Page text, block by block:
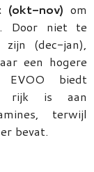
(okt-nov) om
Door niet te
(dec-jan),
een hogere
EVOO biedt
rijk is aan
terwijl
bevat.